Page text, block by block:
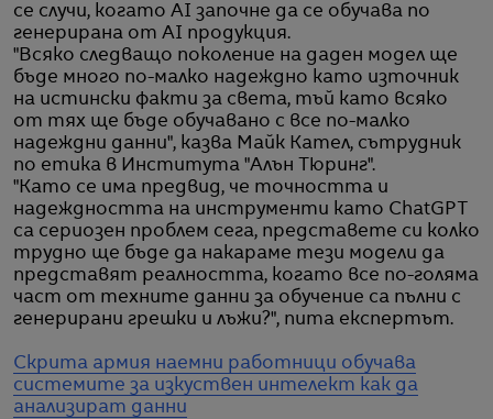
се случи, когато AI започне да се обучава по
генерирана от AI продукция.
"Всяко следващо поколение на даден модел ще
бъде много по-малко надеждно като източник
на истински факти за света, тъй като всяко
от тях ще бъде обучавано с все по-малко
надеждни данни", казва Майк Кател, сътрудник
по етика в Института "Алън Тюринг".
"Като се има предвид, че точността и
надеждността на инструменти като ChatGPT
са сериозен проблем сега, представете си колко
трудно ще бъде да накараме тези модели да
представят реалността, когато все по-голяма
част от техните данни за обучение са пълни с
генерирани грешки и лъжи?", пита експертът.
Скрита армия наемни работници обучава
системите за изкуствен интелект как да
анализират данни